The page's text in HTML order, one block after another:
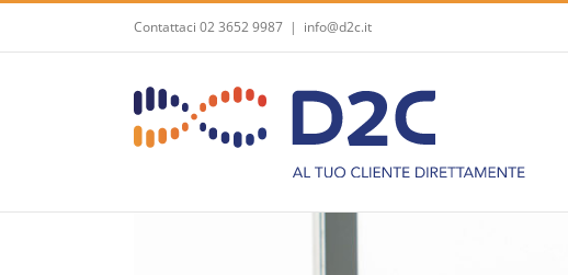
Salta
contenuto
Contattaci 02 3652 9987 | info@d2c.it